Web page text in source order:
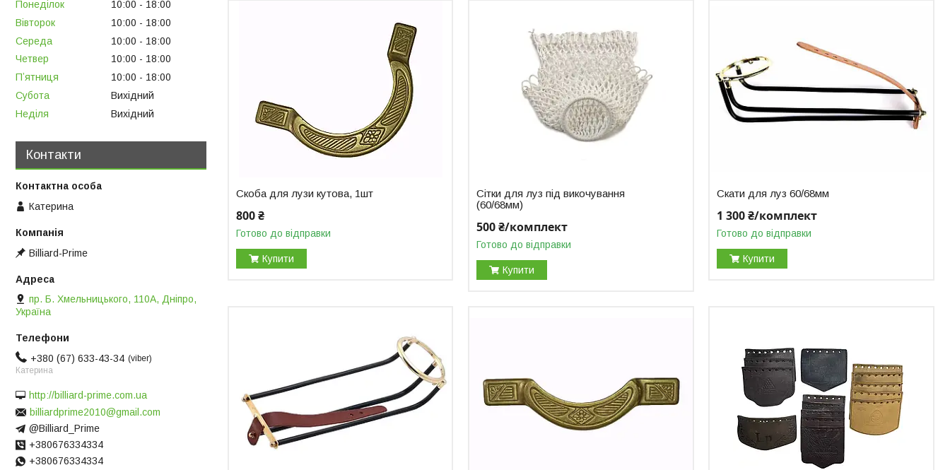
Скоба для лузи кутова, 1шт
800 ₴
Готово до відправки
Купити
Сітки для луз під викочування
(60/68мм)
500 ₴/комплект
Готово до відправки
Купити
Скати для луз 60/68мм
1 300 ₴/комплект
Готово до відправки
Купити
Понеділок 10:00
18:00
Вівторок
10:00
18:00
Середа
10:00
18:00
Четвер
10:00
18:00
Пʼятниця
10:00
18:00
Субота
Вихідний
Неділя
Вихідний
Контакти
Катерина
Billiard-Prime
пр. Б. Хмельницького, 110А, Дніпро,
Україна
+380 (67) 633-43-34
viber
Катерина
http://billiard-prime.com.ua
billiardprime2010@gmail.com
@Billiard_Prime
+380676334334
+380676334334